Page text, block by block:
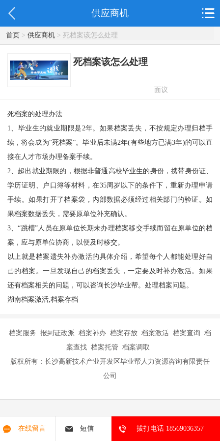
供应商机
首页> 供应商机> 死档案该怎么处理
死档案该怎么处理
面议
死档案的处理办法
1、毕业生的就业期限是2年。如果档案丢失，不按规定办理归档手
续，将会成为“死档案”。毕业后未满2年(有些地方已满3年)的可以直
接在人才市场办理备案手续。
2、超出就业期限的，根据非普通高校毕业生的身份，携带身份证、
学历证明、户口簿等材料，在35周岁以下的条件下，重新办理申请
手续。如果打开了档案袋，内部数据必须经过相关部门的验证。如
果档案数据丢失，需要原单位补充确认。
3、“跳槽”人员在原单位长期未办理档案移交手续而留在原单位的档
案，应与原单位协商，以便及时移交。
以上就是档案遗失补办激活的具体介绍，希望每个人都能处理好自
己的档案。一旦发现自己的档案丢失，一定要及时补办激活。如果
还有档案相关的问题，可以咨询长沙毕业帮。处理档案问题。
湖南档案激活,档案存档
档案服务 报到证改派 档案补办 档案存放 档案激活 档案查询 档
案查找 档案托管 档案调取
版权所有：长沙高新技术产业开发区毕业帮人力资源咨询有限责任
公司
在线留言 短信 拔打电话 18569036357